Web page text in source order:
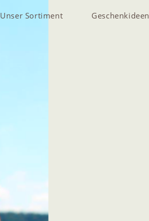
Unser Sortiment Geschenkideen